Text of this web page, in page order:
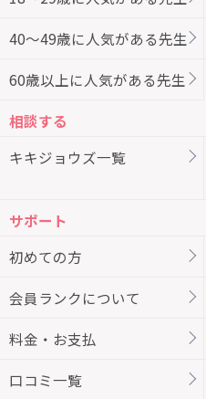
40～49歳に人気がある先生
60歳以上に人気がある先生
相談する
キキジョウズ一覧
サポート
初めての方
会員ランクについて
料金・お支払
口コミ一覧